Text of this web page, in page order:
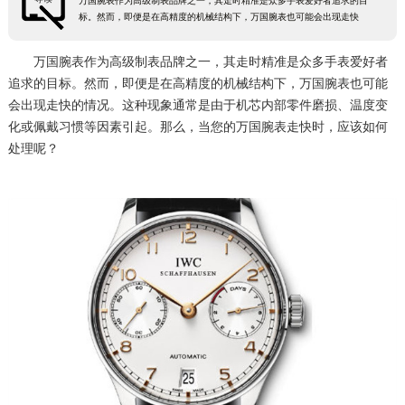
标。然而，即便是在高精度的机械结构下，万国腕表也可能会出现走快
万国腕表作为高级制表品牌之一，其走时精准是众多手表爱好者
追求的目标。然而，即便是在高精度的机械结构下，万国腕表也可能
会出现走快的情况。这种现象通常是由于机芯内部零件磨损、温度变
化或佩戴习惯等因素引起。那么，当您的万国腕表走快时，应该如何
处理呢？